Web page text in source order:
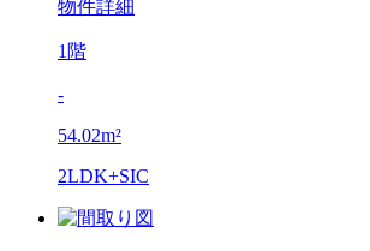
物件詳細
1階
-
54.02m²
2LDK+SIC